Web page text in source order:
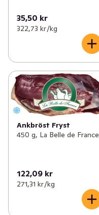
35,50 kr
322,73 kr /kg
Ankbröst Fryst
450 g, La Belle de France
122,09 kr
271,31 kr /kg